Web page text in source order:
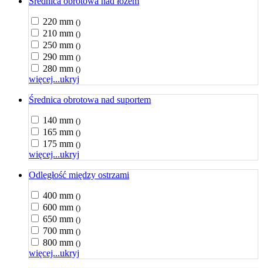
220 mm ()
210 mm ()
250 mm ()
290 mm ()
280 mm ()
więcej...ukryj
Średnica obrotowa nad suportem
140 mm ()
165 mm ()
175 mm ()
więcej...ukryj
Odległość między ostrzami
400 mm ()
600 mm ()
650 mm ()
700 mm ()
800 mm ()
więcej...ukryj